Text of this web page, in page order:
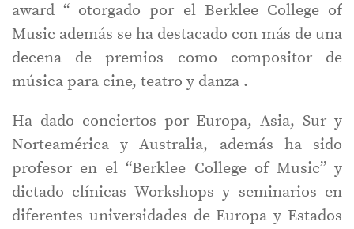
award “ otorgado por el Berklee College of
Music además se ha destacado con más de una
decena de premios como compositor de
música para cine, teatro y danza .
Ha dado conciertos por Europa, Asia, Sur y
Norteamérica y Australia, además ha sido
profesor en el “Berklee College of Music” y
dictado clínicas Workshops y seminarios en
diferentes universidades de Europa y Estados